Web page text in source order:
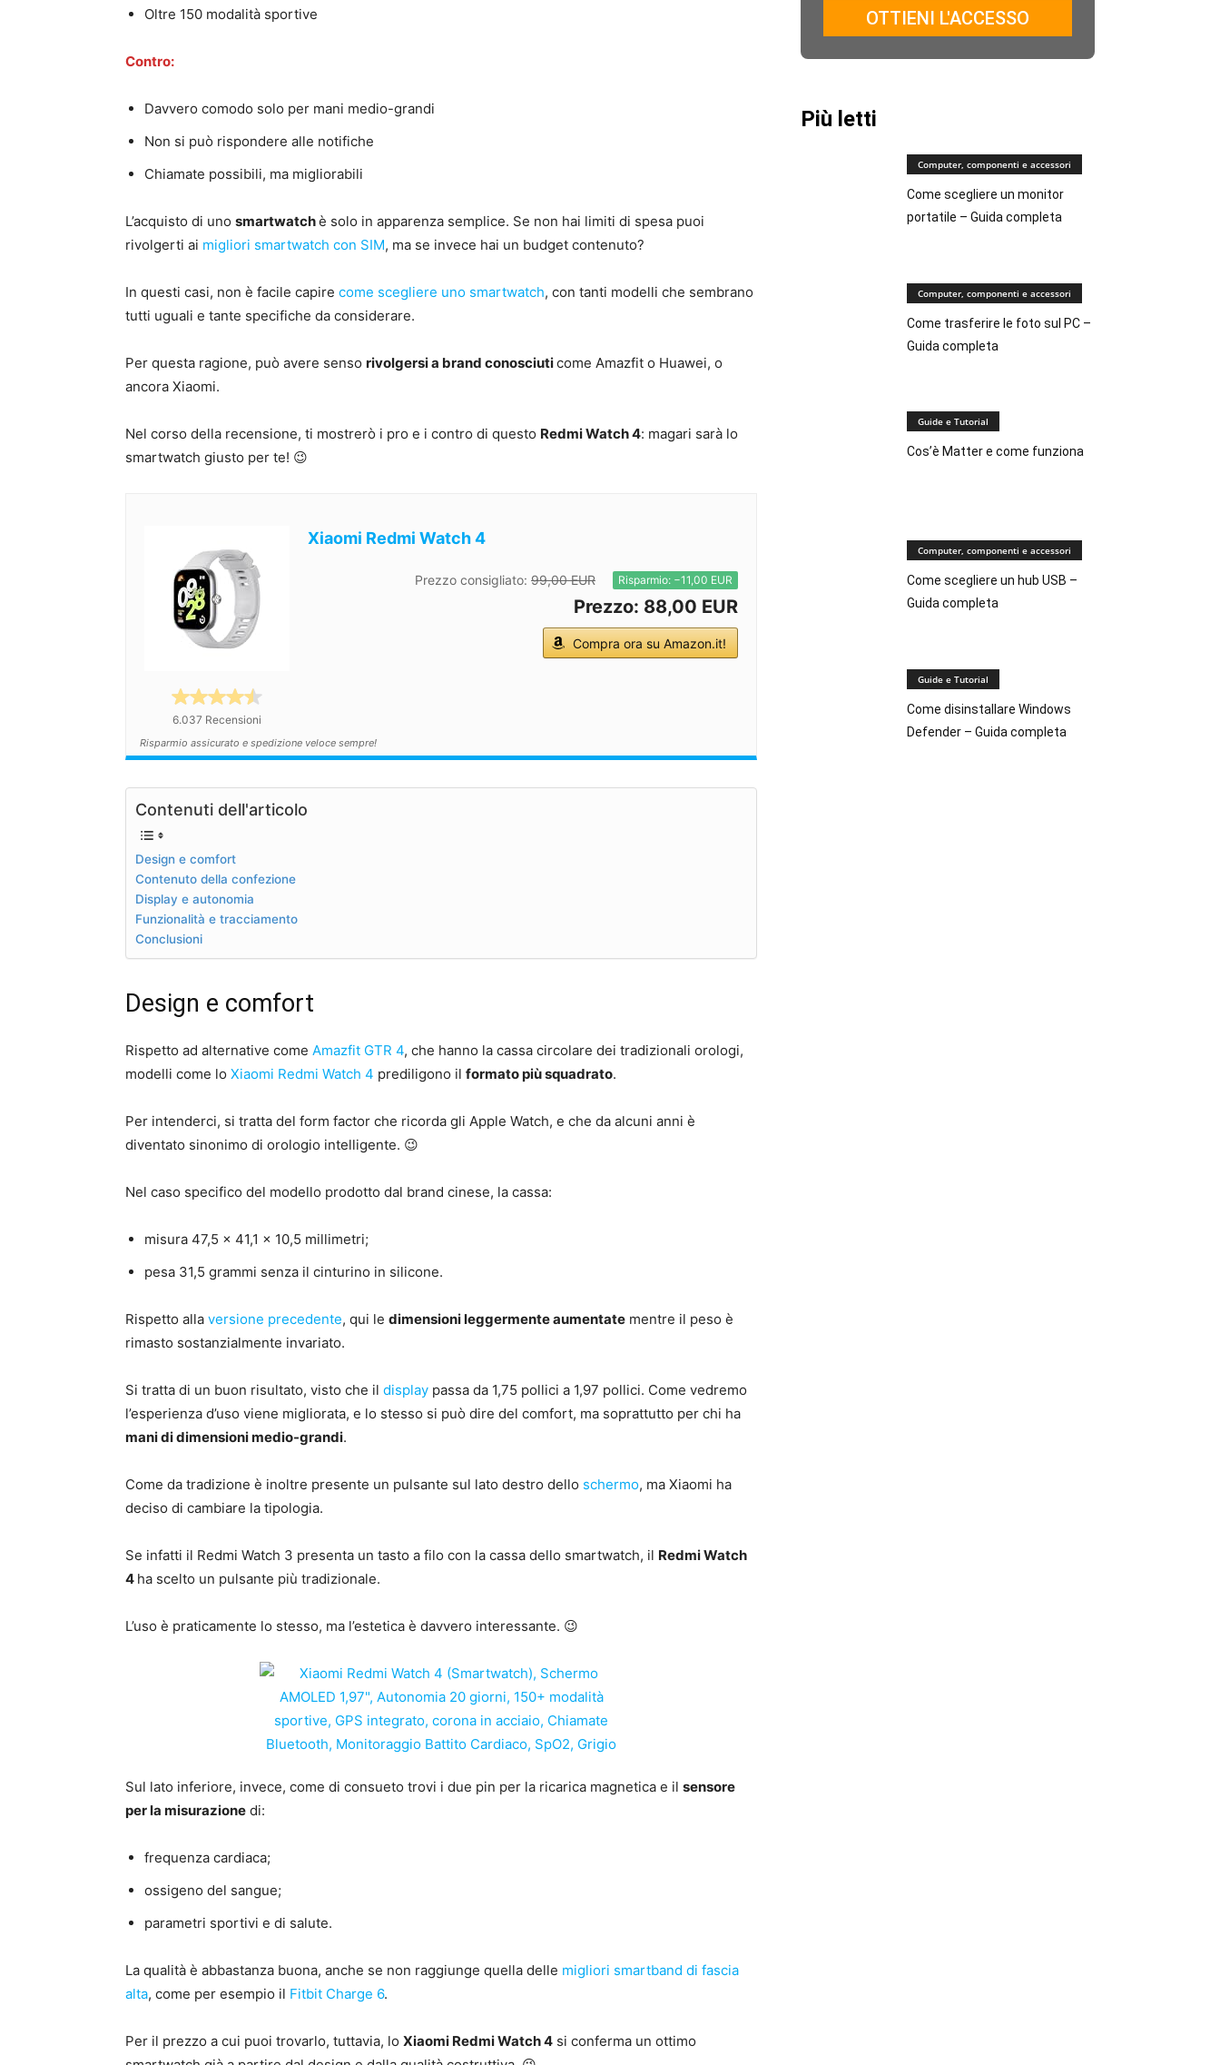
Oltre 150 modalità sportive
Contro:
Davvero comodo solo per mani medio-grandi
Non si può rispondere alle notifiche
Chiamate possibili, ma migliorabili
L’acquisto di uno smartwatchè solo in apparenza semplice. Se non hai limiti di spesa puoi
rivolgerti ai migliori smartwatch con SIM, ma se invece hai un budget contenuto?
In questi casi, non è facile capire come scegliere uno smartwatch, con tanti modelli che sembrano
tutti uguali e tante specifiche da considerare.
Per questa ragione, può avere senso rivolgersi a brand conosciuticome Amazfit o Huawei, o
ancora Xiaomi.
Nel corso della recensione, ti mostrerò i pro e i contro di questo Redmi Watch 4: magari sarà lo
smartwatch giusto per te! 😉
6.037 Recensioni
Xiaomi Redmi Watch 4
Prezzo consigliato: 99,00 EUR Risparmio: −11,00 EUR
Prezzo: 88,00 EUR
Compra ora su Amazon.it!
Risparmio assicurato e spedizione veloce sempre!
Contenuti dell'articolo
Design e comfort
Contenuto della confezione
Display e autonomia
Funzionalità e tracciamento
Conclusioni
Design e comfort
Rispetto ad alternative come Amazfit GTR 4, che hanno la cassa circolare dei tradizionali orologi,
modelli come lo Xiaomi Redmi Watch 4 prediligono il formato più squadrato.
Per intenderci, si tratta del form factor che ricorda gli Apple Watch, e che da alcuni anni è
diventato sinonimo di orologio intelligente. 😉
Nel caso specifico del modello prodotto dal brand cinese, la cassa:
misura 47,5 x 41,1 x 10,5 millimetri;
pesa 31,5 grammi senza il cinturino in silicone.
Rispetto alla versione precedente, qui le dimensioni leggermente aumentate mentre il peso è
rimasto sostanzialmente invariato.
Si tratta di un buon risultato, visto che il display passa da 1,75 pollici a 1,97 pollici. Come vedremo
l’esperienza d’uso viene migliorata, e lo stesso si può dire del comfort, ma soprattutto per chi ha
mani di dimensioni medio-grandi.
Come da tradizione è inoltre presente un pulsante sul lato destro dello schermo, ma Xiaomi ha
deciso di cambiare la tipologia.
Se infatti il Redmi Watch 3 presenta un tasto a filo con la cassa dello smartwatch, il Redmi Watch
4 ha scelto un pulsante più tradizionale.
L’uso è praticamente lo stesso, ma l’estetica è davvero interessante. 😉
Sul lato inferiore, invece, come di consueto trovi i due pin per la ricarica magnetica e il sensore
per la misurazione di:
frequenza cardiaca;
ossigeno del sangue;
parametri sportivi e di salute.
La qualità è abbastanza buona, anche se non raggiunge quella delle migliori smartband di fascia
alta, come per esempio il Fitbit Charge 6.
Per il prezzo a cui puoi trovarlo, tuttavia, lo Xiaomi Redmi Watch 4 si conferma un ottimo
Più letti
Computer, componenti e accessori
Come scegliere un monitor
portatile – Guida completa
Computer, componenti e accessori
Come trasferire le foto sul PC –
Guida completa
Guide e Tutorial
Cos’è Matter e come funziona
Computer, componenti e accessori
Come scegliere un hub USB –
Guida completa
Guide e Tutorial
Come disinstallare Windows
Defender – Guida completa